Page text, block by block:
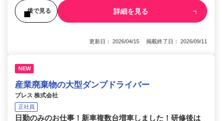
後で見る 詳細を見る
更新日： 2026/04/15 掲載終了日： 2026/09/11
NEW
産業廃棄物の大型ダンプドライバー
ブレス 株式会社
正社員
日勤のみのお仕事！新車複数台増車しました！研修後は